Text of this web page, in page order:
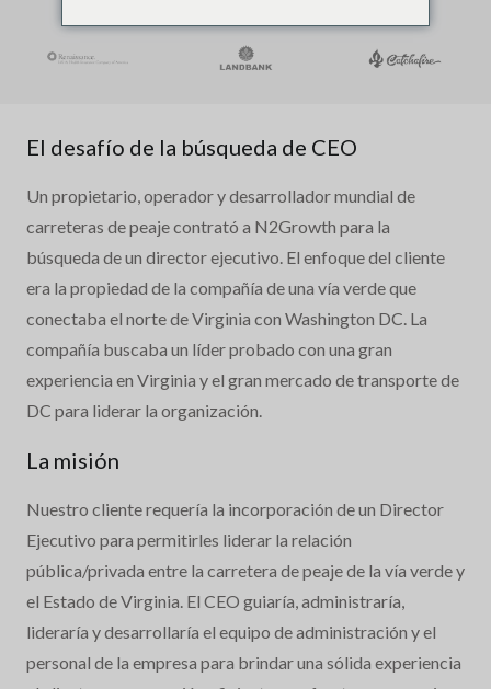
El desafío de la búsqueda de CEO
Un propietario, operador y desarrollador mundial de
carreteras de peaje contrató a N2Growth para la
búsqueda de un director ejecutivo. El enfoque del cliente
era la propiedad de la compañía de una vía verde que
conectaba el norte de Virginia con Washington DC. La
compañía buscaba un líder probado con una gran
experiencia en Virginia y el gran mercado de transporte de
DC para liderar la organización.
La misión
Nuestro cliente requería la incorporación de un Director
Ejecutivo para permitirles liderar la relación
pública/privada entre la carretera de peaje de la vía verde y
el Estado de Virginia. El CEO guiaría, administraría,
lideraría y desarrollaría el equipo de administración y el
personal de la empresa para brindar una sólida experiencia